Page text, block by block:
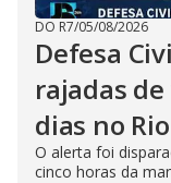
DO R7/05/08/2026
Defesa
rajadas
dias no Rio
O alerta foi
cinco horas da